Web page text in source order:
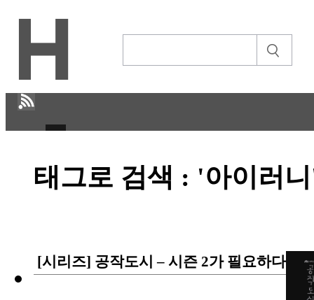
CULTURE
STORY
태그로 검색 : '아이러
[시리즈] 공작도시 – 시즌 2가 필요하다